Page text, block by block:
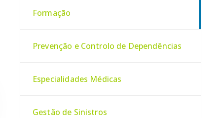
Formação
Prevenção e Controlo de Dependências
Especialidades Médicas
Gestão de Sinistros